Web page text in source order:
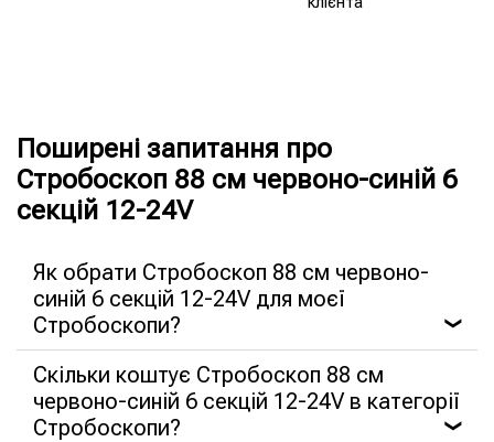
Поширені запитання про
Стробоскоп 88 см червоно-синій 6
секцій 12-24V
Як обрати Стробоскоп 88 см червоно-
синій 6 секцій 12-24V для моєї
Стробоскопи?
❯
Скільки коштує Стробоскоп 88 см
червоно-синій 6 секцій 12-24V в категорії
Стробоскопи?
❯